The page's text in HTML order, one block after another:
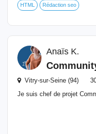
HTML Rédaction seo
Anaïs K.
Vitry-sur-Seine (94)
Je suis chef de projet